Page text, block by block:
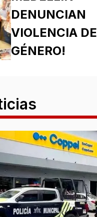
DENUNCIAN
VIOLENCIA DE
GÉNERO!